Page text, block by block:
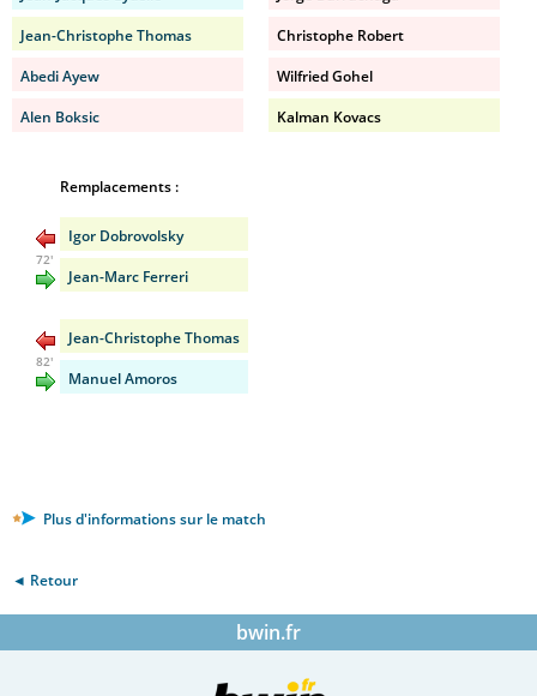
Jean-Christophe Thomas
Abedi Ayew
Alen Boksic
Christophe Robert
Wilfried Gohel
Kalman Kovacs
Remplacements :
Igor Dobrovolsky
72'
Jean-Marc Ferreri
Jean-Christophe Thomas
82'
Manuel Amoros
Plus d'informations sur le match
◄ Retour
bwin.fr